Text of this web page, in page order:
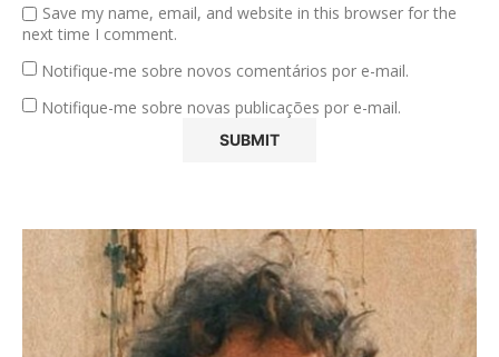
Save my name, email, and website in this browser for the
next time I comment.
Notifique-me sobre novos comentários por e-mail.
Notifique-me sobre novas publicações por e-mail.